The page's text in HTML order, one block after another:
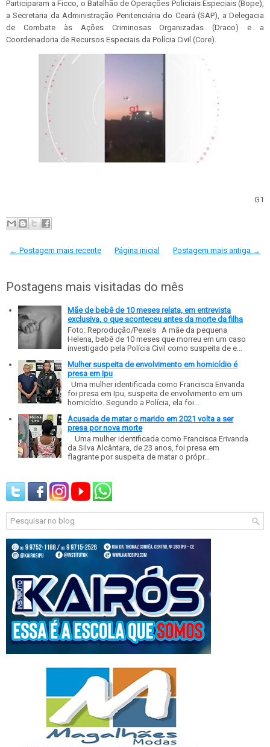
Participaram a Ficco, o Batalhão de Operações Policiais Especiais (Bope),
a Secretaria da Administração Penitenciária do Ceará (SAP), a Delegacia
de Combate às Ações Criminosas Organizadas (Draco) e a
Coordenadoria de Recursos Especiais da Polícia Civil (Core).
G1
← Postagem mais recente Postagem mais antiga →
Página inicial
Postagens mais visitadas do mês
Mãe de bebê de 10 meses relata, em entrevista
exclusiva, o que aconteceu antes da morte da filha
Foto: Reprodução/Pexels A mãe da pequena
Helena, bebê de 10 meses que morreu em um caso
investigado pela Polícia Civil como suspeita de e...
Mulher suspeita de envolvimento em homicídio é
presa em Ipu
Uma mulher identificada como Francisca Erivanda
foi presa em Ipu, suspeita de envolvimento em um
homicídio. Segundo a Polícia, ela foi...
Acusada de matar o marido em 2021 volta a ser
presa por nova morte
Uma mulher identificada como Francisca Erivanda
da Silva Alcântara, de 23 anos, foi presa em
flagrante por suspeita de matar o própr...